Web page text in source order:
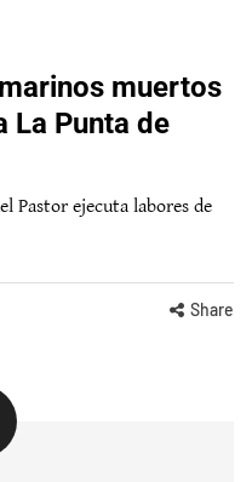
muertos
La Punta de
Pastor ejecuta labores de
Share